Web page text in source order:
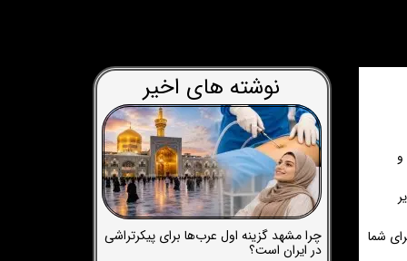
شما
نوشته های اخیر
چرا مشهد گزینه اول عرب‌ها برای پیکرتراشی
در ایران است؟